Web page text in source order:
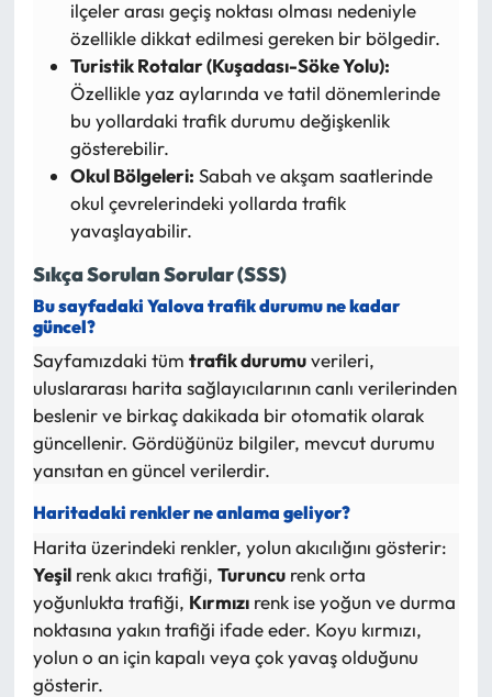
ilçeler arası geçiş noktası olması nedeniyle
özellikle dikkat edilmesi gereken bir bölgedir.
Turistik Rotalar (Kuşadası-Söke Yolu):
Özellikle yaz aylarında ve tatil dönemlerinde
bu yollardaki trafik durumu değişkenlik
gösterebilir.
Okul Bölgeleri: Sabah ve akşam saatlerinde
okul çevrelerindeki yollarda trafik
yavaşlayabilir.
Sıkça Sorulan Sorular (SSS)
Bu sayfadaki Yalova trafik durumu ne kadar
güncel?
Sayfamızdaki tüm trafik durumuverileri,
uluslararası harita sağlayıcılarının canlı verilerinden
beslenir ve birkaç dakikada bir otomatik olarak
güncellenir. Gördüğünüz bilgiler, mevcut durumu
yansıtan en güncel verilerdir.
Haritadaki renkler ne anlama geliyor?
Harita üzerindeki renkler, yolun akıcılığını gösterir:
Yeşilrenk akıcı trafiği, Turuncurenk orta
yoğunlukta trafiği, Kırmızırenk ise yoğun ve durma
noktasına yakın trafiği ifade eder. Koyu kırmızı,
yolun o an için kapalı veya çok yavaş olduğunu
gösterir.